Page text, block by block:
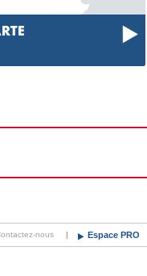
nous | Espace PRO